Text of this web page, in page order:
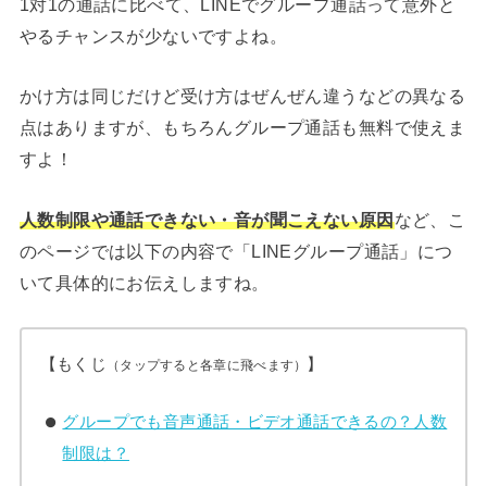
1対1の通話に比べて、LINEでグループ通話って意外と
やるチャンスが少ないですよね。
かけ方は同じだけど受け方はぜんぜん違うなどの異なる
点はありますが、もちろんグループ通話も無料で使えま
すよ！
人数制限や通話できない・音が聞こえない原因など、こ
のページでは以下の内容で「LINEグループ通話」につ
いて具体的にお伝えしますね。
【もくじ （タップすると各章に飛べます） 】
グループでも音声通話・ビデオ通話できるの？人数
制限は？